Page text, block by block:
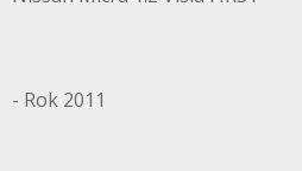
- Rok 2011